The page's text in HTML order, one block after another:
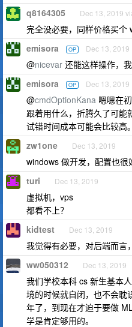
q8164305 Dec 13, 2019
完全没必要，同样价格买个
emisora OP Dec 13, 2019
@nicevar 还能这样操作，我
emisora OP Dec 13, 2019
@cmdOptionKana 嗯嗯在
跟着用什么，折腾久了可能
试错时间成本可能会比较高。
zw1one Dec 13, 2019
windows 做开发，配置也很
turi Dec 13, 2019
虚拟机，vps
都看不上？
kidtest Dec 13, 2019
我觉得有必要，对后端而言
ww050312 Dec 13, 2019
我们学校本科 cs 新生基本
境的时候就自闭，也不会耽
年了，到现在才迫于要做
学是肯定够用的。